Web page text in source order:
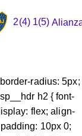
2(4) 1(5)
radius: 5px;
h2 { font-
flex; align-
10px 0;